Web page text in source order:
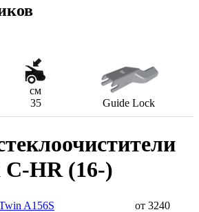
см
35 Guide Lock
C-HR (16-)
A156S
от 3240